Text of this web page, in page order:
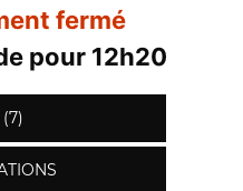
fermé
pour 12h20